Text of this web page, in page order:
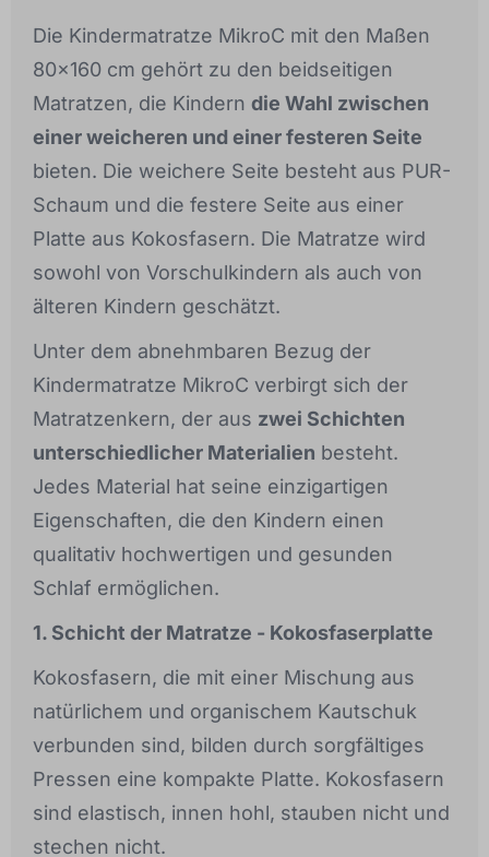
Die Kindermatratze MikroC mit den Maßen
80x160 cm gehört zu den beidseitigen
Matratzen, die Kindern die Wahl zwischen
einer weicheren und einer festeren Seite
bieten. Die weichere Seite besteht aus PUR-
Schaum und die festere Seite aus einer
Platte aus Kokosfasern. Die Matratze wird
sowohl von Vorschulkindern als auch von
älteren Kindern geschätzt.
Unter dem abnehmbaren Bezug der
Kindermatratze MikroC verbirgt sich der
Matratzenkern, der aus zwei Schichten
unterschiedlicher Materialien besteht.
Jedes Material hat seine einzigartigen
Eigenschaften, die den Kindern einen
qualitativ hochwertigen und gesunden
Schlaf ermöglichen.
1. Schicht der Matratze - Kokosfaserplatte
Kokosfasern, die mit einer Mischung aus
natürlichem und organischem Kautschuk
verbunden sind, bilden durch sorgfältiges
Pressen eine kompakte Platte. Kokosfasern
sind elastisch, innen hohl, stauben nicht und
stechen nicht.